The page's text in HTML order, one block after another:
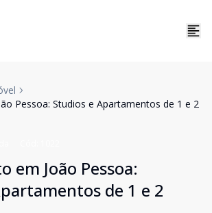
Pessoa: Studios e Apartamentos de 1 e 2
em João Pessoa:
de 1 e 2